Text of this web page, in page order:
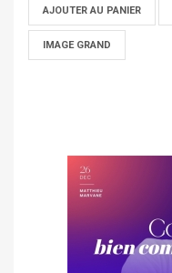
AJOUTER AU PANIER
IMAGE GRAND